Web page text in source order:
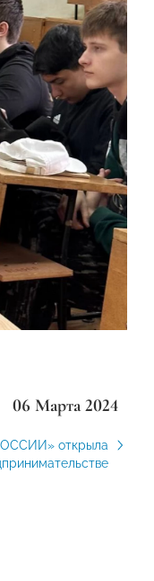
06 Марта 2024
открыла